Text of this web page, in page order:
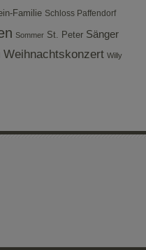
Familie Schloss Paffendorf
Sommer St. Peter Sänger
Weihnachtskonzert Willy